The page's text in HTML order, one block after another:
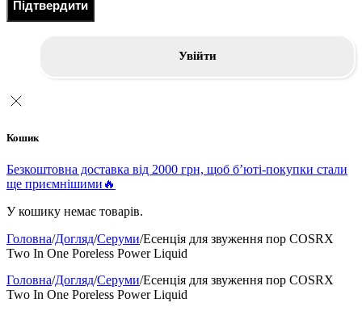
Підтвердити
Увійти
Кошик
Безкоштовна доставка від 2000 грн, щоб б’юті-покупки стали
ще приємнішими🔥
У кошику немає товарів.
Головна/Догляд/Серуми/Есенція для звуження пор COSRX
Two In One Poreless Power Liquid
Головна/Догляд/Серуми/Есенція для звуження пор COSRX
Two In One Poreless Power Liquid